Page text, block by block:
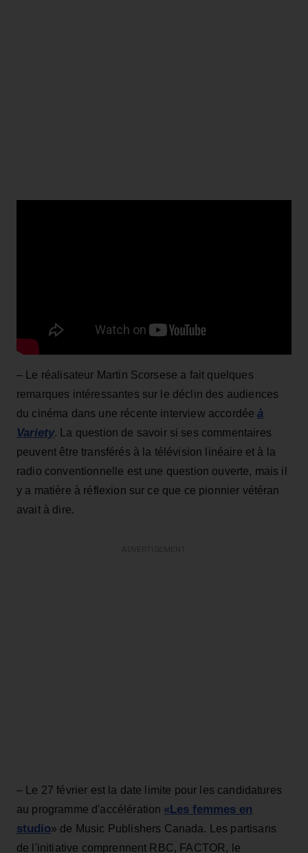
– Le réalisateur Martin Scorsese a fait quelques
remarques intéressantes sur le déclin des audiences
du cinéma dans une récente interview accordéeà
Variety. La question de savoir si ses commentaires
peuvent être transférés à la télévision linéaire et à la
radio conventionnelle est une question ouverte, mais il
y a matière à réflexion sur ce que ce pionnier vétéran
avait à dire.
– Le 27 février est la date limite pour les candidatures
au programme d'accélération «Les femmes en
studio» de Music Publishers Canada. Les partisans
de l'initiative comprennent RBC, FACTOR, le